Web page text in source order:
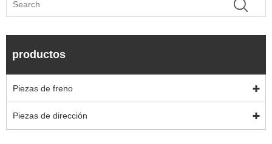
productos
Piezas de freno
Piezas de dirección